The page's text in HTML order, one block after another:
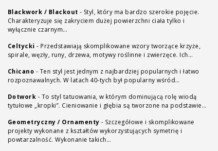
Blackwork / Blackout - Styl, który ma bardzo szerokie pojęcie.
Charakteryzuje się zakryciem dużej powierzchni ciała tylko i
wyłącznie czarnym…
Celtycki - Przedstawiają skomplikowane wzory tworzące krzyże,
spirale, węzły, runy, drzewa, motywy roślinne i zwierzęce. Ich…
Chicano - Ten styl jest jednym z najbardziej popularnych i łatwo
rozpoznawalnych. W latach 40-tych był popularny wśród…
Dotwork - To styl tatuowania, w którym dominującą rolę wiodą
tytułowe „kropki”. Cieniowanie i głębia są tworzone na podstawie…
Geometryczny / Ornamenty - Szczegółowe i skomplikowane
projekty wykonane z kształtów wykorzystujących symetrię i
powtarzalność. Wykonanie takich…